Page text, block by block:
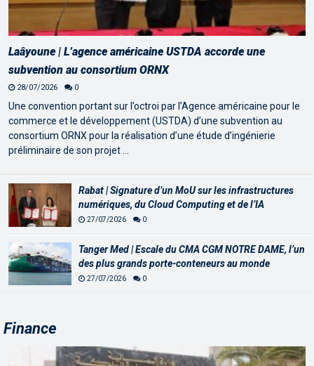
Laâyoune | L’agence américaine USTDA accorde une
subvention au consortium ORNX
28/07/2026 0
Une convention portant sur l’octroi par l’Agence américaine pour le
commerce et le développement (USTDA) d’une subvention au
consortium ORNX pour la réalisation d’une étude d’ingénierie
préliminaire de son projet …
Rabat | Signature d’un MoU sur les infrastructures
numériques, du Cloud Computing et de l’IA
27/07/2026 0
Tanger Med | Escale du CMA CGM NOTRE DAME, l’un
des plus grands porte-conteneurs au monde
27/07/2026 0
Finance